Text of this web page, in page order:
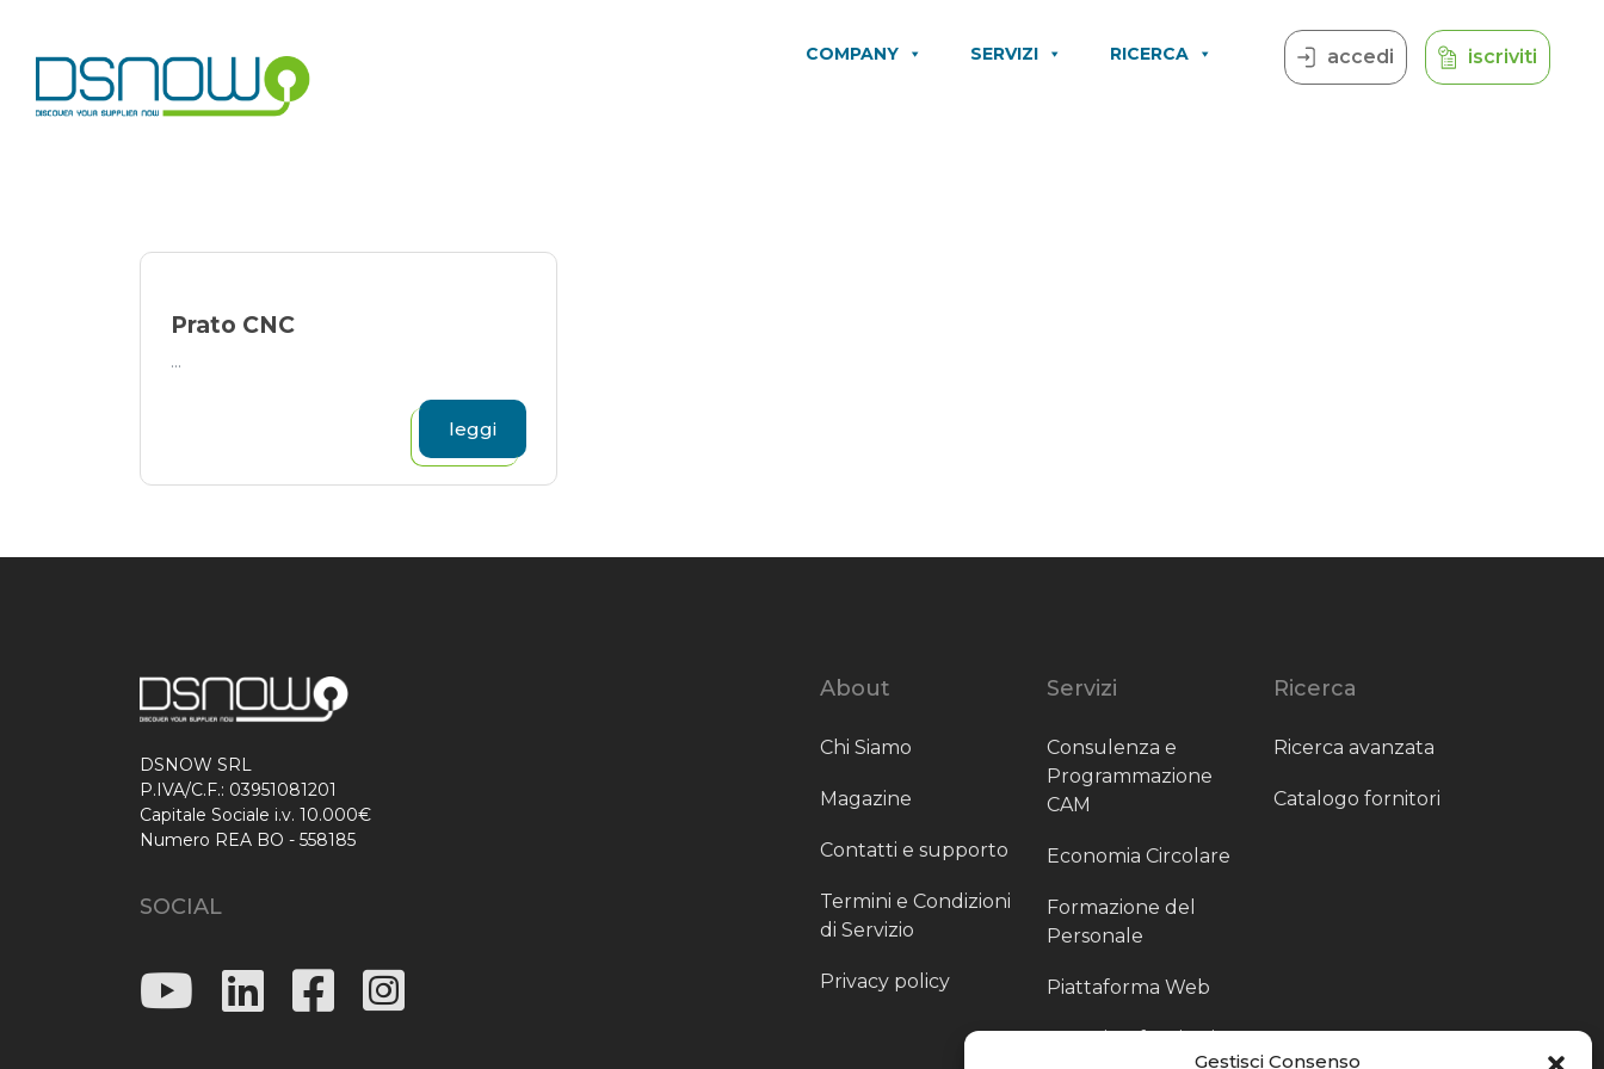
Gestisci Consenso
content
COMPANY SERVIZI RICERCA accedi iscriviti
Prato CNC
...
leggi
DSNOW SRL
P.IVA/C.F.: 03951081201
Capitale Sociale i.v. 10.000€
Numero REA BO - 558185
SOCIAL
About
Chi Siamo
Magazine
Contatti e supporto
Termini e Condizioni
di Servizio
Privacy policy
Servizi
Consulenza e
Programmazione
CAM
Economia Circolare
Formazione del
Personale
Piattaforma Web
Scouting fornitori
Ricerca
Ricerca avanzata
Catalogo fornitori